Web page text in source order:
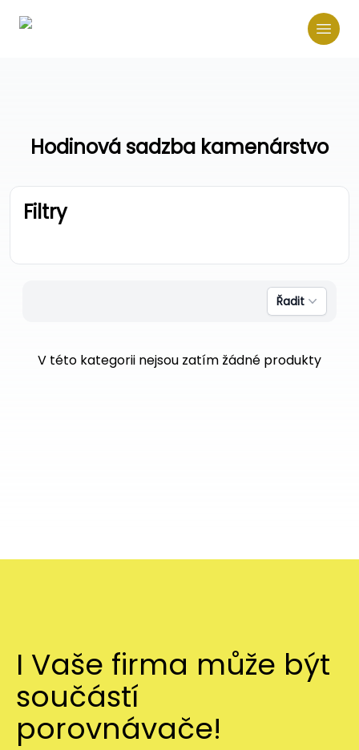
Hodinová sadzba kamenárstvo
Filtry
Řadit
V této kategorii nejsou zatím žádné produkty
I Vaše firma může být
součástí
porovnávače!